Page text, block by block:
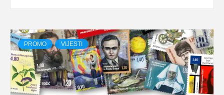
PROMO VIJESTI